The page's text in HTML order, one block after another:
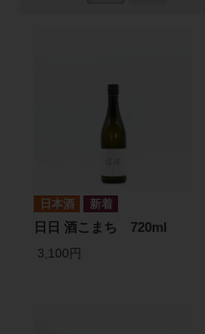
日本酒
日日 酒こまち 720ml
3,100円